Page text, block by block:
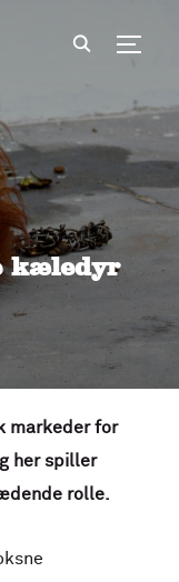
kæledyr
markeder for
her spiller
rolle.